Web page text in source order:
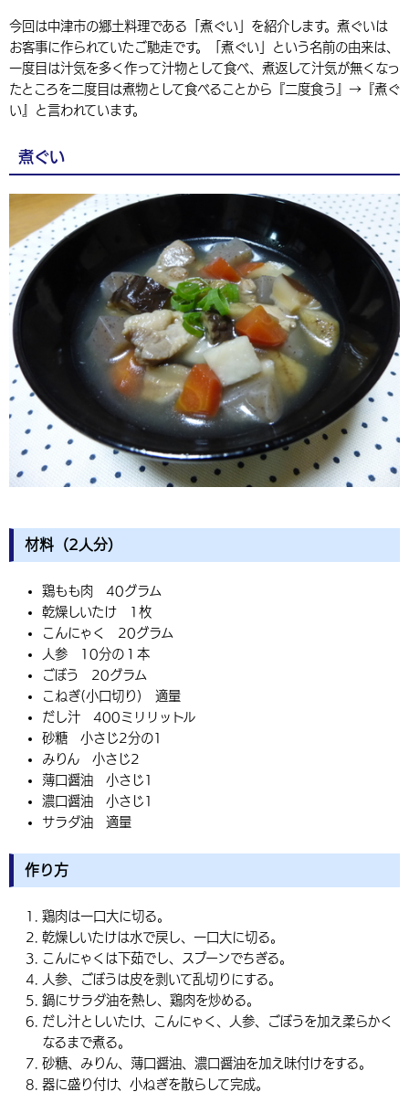
今回は中津市の郷土料理である「煮ぐい」を紹介します。煮ぐいは
お客事に作られていたご馳走です。「煮ぐい」という名前の由来は、
一度目は汁気を多く作って汁物として食べ、煮返して汁気が無くなっ
たところを二度目は煮物として食べることから『二度食う』→『煮ぐ
い』と言われています。
煮ぐい
材料（2人分）
鶏もも肉 40グラム
乾燥しいたけ 1枚
こんにゃく 20グラム
人参 10分の１本
ごぼう 20グラム
こねぎ(小口切り) 適量
だし汁 400ミリリットル
砂糖 小さじ2分の1
みりん 小さじ2
薄口醤油 小さじ1
濃口醤油 小さじ1
サラダ油 適量
作り方
鶏肉は一口大に切る。
乾燥しいたけは水で戻し、一口大に切る。
こんにゃくは下茹でし、スプーンでちぎる。
人参、ごぼうは皮を剥いて乱切りにする。
鍋にサラダ油を熱し、鶏肉を炒める。
だし汁としいたけ、こんにゃく、人参、ごぼうを加え柔らかく
なるまで煮る。
砂糖、みりん、薄口醤油、濃口醤油を加え味付けをする。
器に盛り付け、小ねぎを散らして完成。